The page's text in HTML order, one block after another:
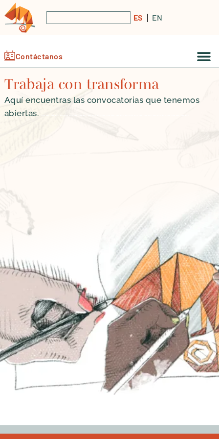
ES EN
Contáctanos
Trabaja con transforma
Aquí encuentras las convocatorias que tenemos
abiertas.
……………………………………………………………………………………